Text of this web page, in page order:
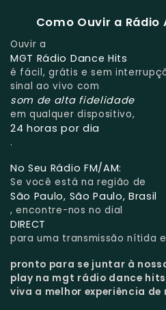
Como Ouvir a Rádio
Ouvir a
MGT Rádio Dance Hits
é fácil, grátis e sem
sinal ao vivo com
som de alta fidelidade
em qualquer dispositivo,
24 horas por dia
.
No Seu Rádio FM/AM:
Se você está na região de
São Paulo, São Paulo, Brasil
, encontre-nos no dial
DIRECT
para uma transmissão nítida
pronto para se juntar à
play na mgt rádio dance
viva a melhor experiência de